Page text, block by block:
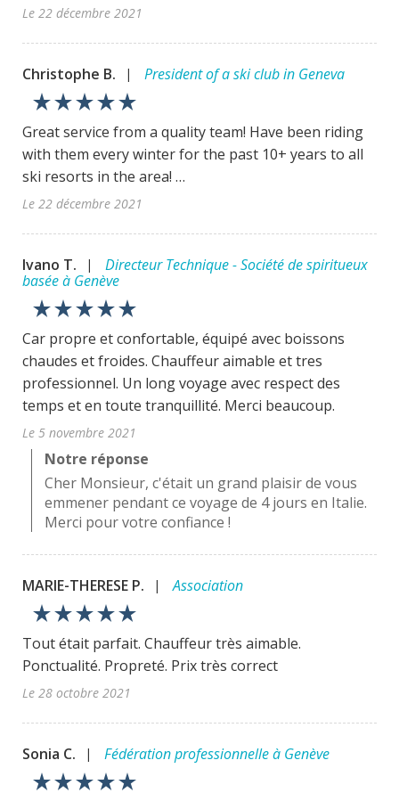
Le 22 décembre 2021
Christophe B. | President of a ski club in Geneva
star_ratestar_ratestar_ratestar_ratestar_rate
Great service from a quality team! Have been riding
with them every winter for the past 10+ years to all
ski resorts in the area! …
Le 22 décembre 2021
Ivano T. |
Directeur Technique - Société de spiritueux
basée à Genève
star_ratestar_ratestar_ratestar_ratestar_rate
Car propre et confortable, équipé avec boissons
chaudes et froides. Chauffeur aimable et tres
professionnel. Un long voyage avec respect des
temps et en toute tranquillité. Merci beaucoup.
Le 5 novembre 2021
Notre réponse
Cher Monsieur, c'était un grand plaisir de vous
emmener pendant ce voyage de 4 jours en Italie.
Merci pour votre confiance !
MARIE-THERESE P. | Association
star_ratestar_ratestar_ratestar_ratestar_rate
Tout était parfait. Chauffeur très aimable.
Ponctualité. Propreté. Prix très correct
Le 28 octobre 2021
Sonia C. | Fédération professionnelle à Genève
star_ratestar_ratestar_ratestar_ratestar_rate